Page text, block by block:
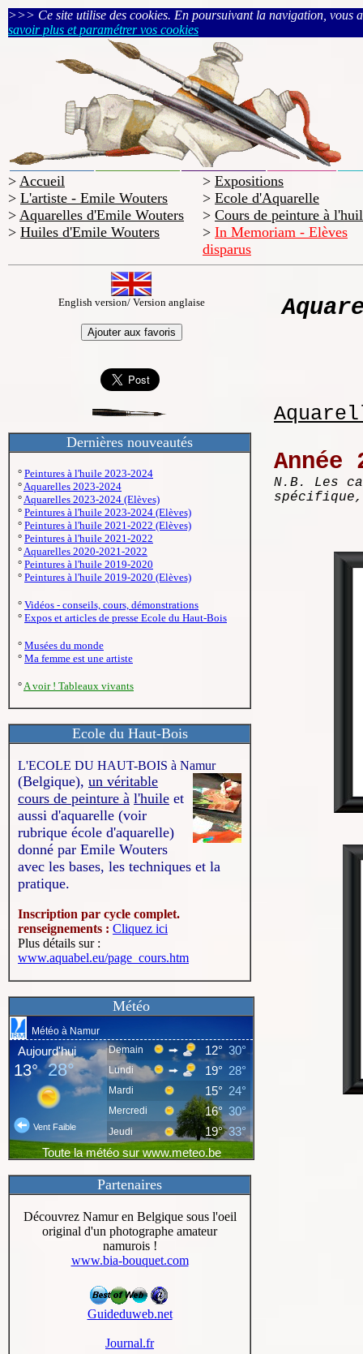
>>> Ce site utilise des cookies. En poursuivant la navigation, vous
savoir plus et paramétrer vos cookies
> Accueil
> L'artiste - Emile Wouters
> Aquarelles d'Emile Wouters
> Huiles d'Emile Wouters
> Expositions
> Ecole d'Aquarelle
> Cours de peinture à
> In Memoriam - Elèves
disparus
English version/ Version anglaise
Dernières nouveautés
° Peintures à l'huile 2023-2024
°Aquarelles 2023-2024
°Aquarelles 2023-2024 (Elèves)
° Peintures à l'huile 2023-2024 (Elèves)
° Peintures à l'huile 2021-2022 (Elèves)
° Peintures à l'huile 2021-2022
°Aquarelles 2020-2021-2022
° Peintures à l'huile 2019-2020
° Peintures à l'huile 2019-2020 (Elèves)
° Vidéos - conseils, cours, démonstrations
° Expos et articles de presse Ecole du Haut-Bois
° Musées du monde
° Ma femme est une artiste
°A voir ! Tableaux vivants
Ecole du Haut-Bois
L'ECOLE DU HAUT-BOIS à Namur
(Belgique), un véritable
cours de peinture à l'huile et
aussi d'aquarelle (voir
rubrique école d'aquarelle)
donné par Emile Wouters
avec les bases, les techniques et la
pratique.
Inscription par cycle complet.
renseignements : Cliquez ici
Plus détails sur :
www.aquabel.eu/page_cours.htm
Météo
Partenaires
Découvrez Namur en Belgique sous l'oeil
original d'un photographe amateur
namurois !
www.bia-bouquet.com
Guideduweb.net
Journal.fr
Année
N.B. Les